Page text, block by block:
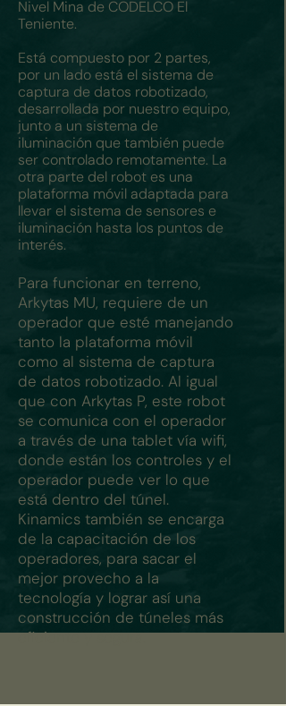
Nivel Mina de CODELCO El
Teniente.
Está compuesto por 2 partes,
por un lado está el sistema de
captura de datos robotizado,
desarrollada por nuestro equipo,
junto a un sistema de
iluminación que también puede
ser controlado remotamente. La
otra parte del robot es una
plataforma móvil adaptada para
llevar el sistema de sensores e
iluminación hasta los puntos de
interés.
Para funcionar en terreno,
Arkytas MU, requiere de un
operador que esté manejando
tanto la plataforma móvil
como al sistema de captura
de datos robotizado. Al igual
que con Arkytas P, este robot
se comunica con el operador
a través de una tablet vía wifi,
donde están los controles y el
operador puede ver lo que
está dentro del túnel.
Kinamics también se encarga
de la capacitación de los
operadores, para sacar el
mejor provecho a la
tecnología y lograr así una
construcción de túneles más
eficiente y segura.